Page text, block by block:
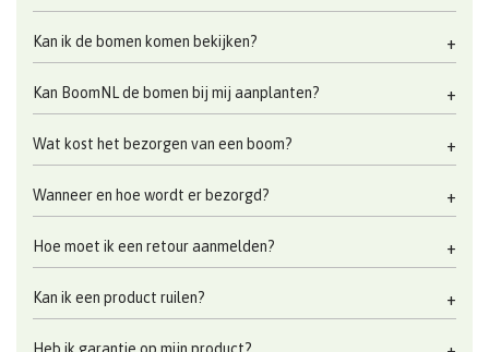
Kan ik de bomen komen bekijken?
Kan BoomNL de bomen bij mij aanplanten?
Wat kost het bezorgen van een boom?
Wanneer en hoe wordt er bezorgd?
Hoe moet ik een retour aanmelden?
Kan ik een product ruilen?
Heb ik garantie op mijn product?